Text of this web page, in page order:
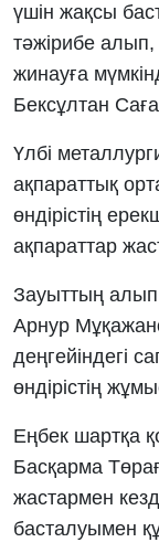
үшін жақсы
тәжірибе алып,
жинауға
Бексұлтан
Үлбі
ақпараттық
өндірістің
ақпараттар
Зауыттың
Арнур
деңгейіндегі
өндірістің
Еңбек шартқа
Басқарма
жастармен
басталуымен